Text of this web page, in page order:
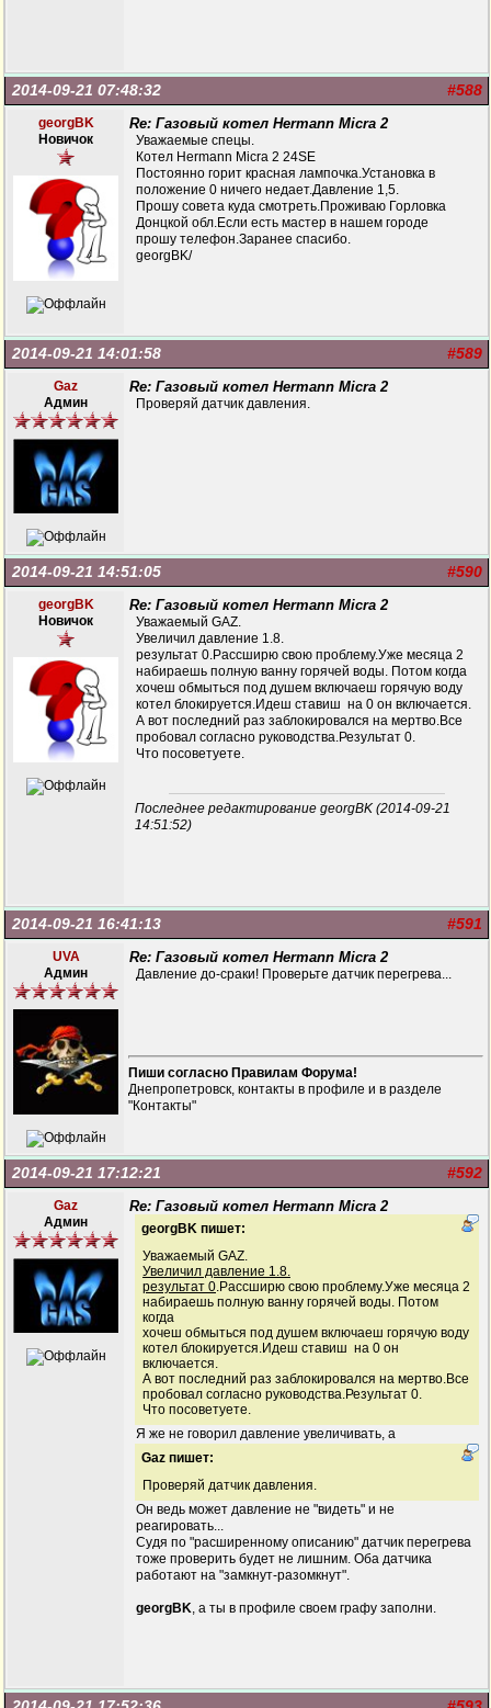
#588
2014-09-21 07:48:32
georgBK
Новичок
Re: Газовый котел Hermann Micra 2
Уважаемые спецы.
Котел Hermann Micra 2 24SE
Постоянно горит красная лампочка.Установка в
положение 0 ничего недает.Давление 1,5.
Прошу совета куда смотреть.Проживаю Горловка
Донцкой обл.Если есть мастер в нашем городе
прошу телефон.Заранее спасибо.
georgBK/
#589
2014-09-21 14:01:58
Gaz
Админ
Re: Газовый котел Hermann Micra 2
Проверяй датчик давления.
#590
2014-09-21 14:51:05
georgBK
Новичок
Re: Газовый котел Hermann Micra 2
Уважаемый GAZ.
Увеличил давление 1.8.
результат 0.Рассширю свою проблему.Уже месяца 2
набираешь полную ванну горячей воды. Потом когда
хочеш обмыться под душем включаеш горячую воду
котел блокируется.Идеш ставиш на 0 он включается.
А вот последний раз заблокировался на мертво.Все
пробовал согласно руководства.Результат 0.
Что посоветуете.
Последнее редактирование georgBK (2014-09-21
14:51:52)
#591
2014-09-21 16:41:13
UVA
Админ
Re: Газовый котел Hermann Micra 2
Давление до-сраки! Проверьте датчик перегрева...
Пиши согласно Правилам Форума!
Днепропетровск, контакты в профиле и в разделе
"Контакты"
#592
2014-09-21 17:12:21
Gaz
Админ
Re: Газовый котел Hermann Micra 2
georgBK пишет:
Уважаемый GAZ.
Увеличил давление 1.8.
результат 0.Рассширю свою проблему.Уже месяца 2
набираешь полную ванну горячей воды. Потом
когда
хочеш обмыться под душем включаеш горячую воду
котел блокируется.Идеш ставиш на 0 он
включается.
А вот последний раз заблокировался на мертво.Все
пробовал согласно руководства.Результат 0.
Что посоветуете.
Я же не говорил давление увеличивать, а
Gaz пишет:
Проверяй датчик давления.
Он ведь может давление не "видеть" и не
реагировать...
Судя по "расширенному описанию" датчик перегрева
тоже проверить будет не лишним. Оба датчика
работают на "замкнут-разомкнут".
georgBK, а ты в профиле своем графу заполни.